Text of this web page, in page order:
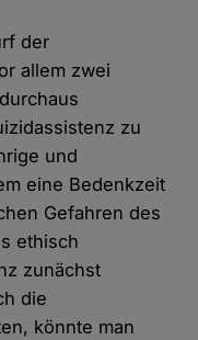
der
allem zwei
zu
und
eine Bedenkzeit
Gefahren des
ethisch
zunächst
die
könnte man